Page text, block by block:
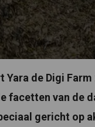
de Digi
facetten van de
gericht op